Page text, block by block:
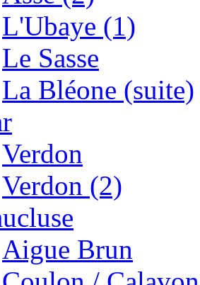
L'Ubaye (1)
Le Sasse
La Bléone (suite)
Verdon
Verdon (2)
Aigue Brun